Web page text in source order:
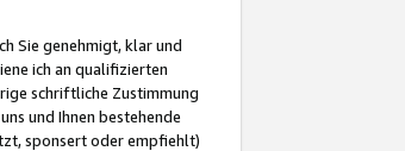
Sie genehmigt, klar und
ich an qualifizierten
schriftliche Zustimmung
und Ihnen bestehende
sponsert oder empfiehlt)